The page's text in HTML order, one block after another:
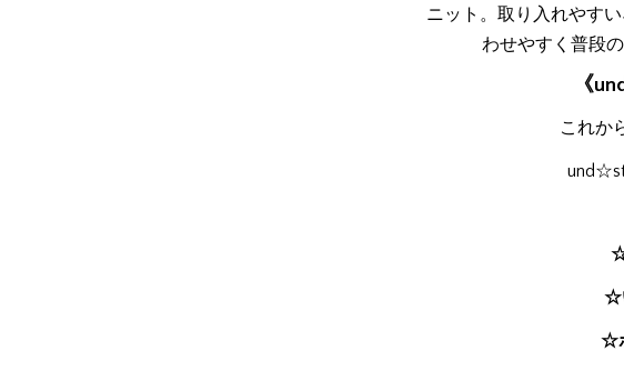
ニット。取り入れやす
わせやすく普段
《
これか
☆
☆
☆